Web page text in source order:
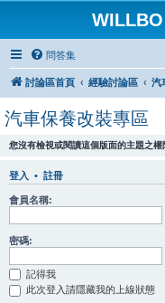
問答集
討論區首頁 經驗討論區 汽
汽車保養改裝專區
您沒有檢視或閱讀這個版面的主題之權
登入 • 註冊
會員名稱:
密碼:
記得我
此次登入請隱藏我的上線狀態